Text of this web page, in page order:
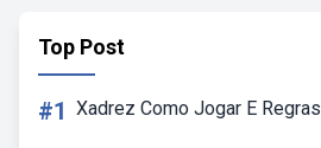
Top Post
#1 Xadrez Como Jogar E Regras